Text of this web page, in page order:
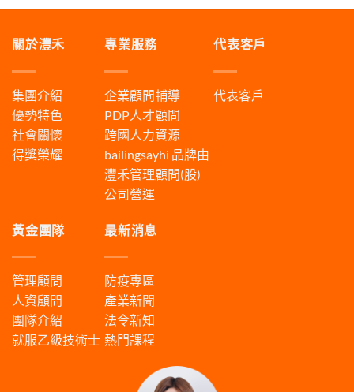
關於灃禾
集團介紹
優勢特色
社會關懷
得獎榮耀
專業服務
企業顧問輔導
PDP人才顧問
跨國人力資源
bailingsayhi 品牌由
灃禾管理顧問(股)
公司營運
代表客戶
代表客戶
黃金團隊
管理顧問
人資顧問
團隊介紹
就服乙級技術士
最新消息
防疫專區
產業新聞
法令新知
熱門課程